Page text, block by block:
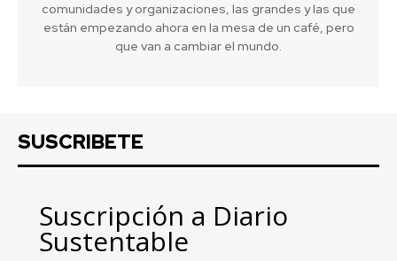
comunidades y organizaciones, las grandes y las que
están empezando ahora en la mesa de un café, pero
que van a cambiar el mundo.
SUSCRIBETE
Suscripción a Diario
Sustentable